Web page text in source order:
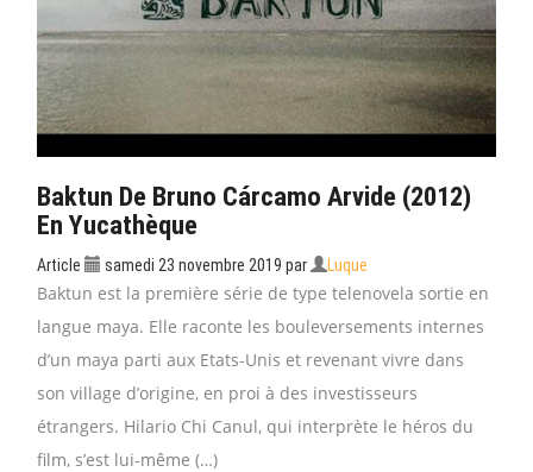
Baktun De Bruno Cárcamo Arvide (2012)
En Yucathèque
Article samedi 23 novembre 2019 par Luque
Baktun est la première série de type telenovela sortie en
langue maya. Elle raconte les bouleversements internes
d’un maya parti aux Etats-Unis et revenant vivre dans
son village d’origine, en proi à des investisseurs
étrangers. Hilario Chi Canul, qui interprète le héros du
film, s’est lui-même (…)